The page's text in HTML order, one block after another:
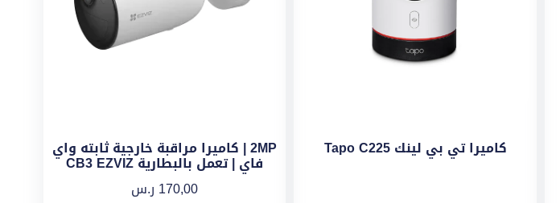
كاميرا تي بي لينك Tapo C225 2MP | كاميرا مراقبة خارجية ثابته واي
فاي | تعمل بالبطارية CB3 EZVIZ
170,00 ر.س